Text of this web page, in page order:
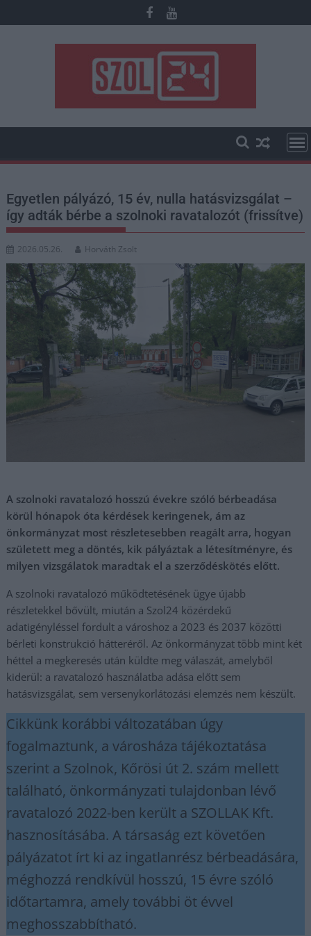
to
Egyetlen pályázó, 15 év, nulla hatásvizsgálat –
így adták bérbe a szolnoki ravatalozót (frissítve)
2026.05.26. Horváth Zsolt
A szolnoki ravatalozó hosszú évekre szóló bérbeadása
körül hónapok óta kérdések keringenek, ám az
önkormányzat most részletesebben reagált arra, hogyan
született meg a döntés, kik pályáztak a létesítményre, és
milyen vizsgálatok maradtak el a szerződéskötés előtt.
A szolnoki ravatalozó működtetésének ügye újabb
részletekkel bővült, miután a Szol24 közérdekű
adatigényléssel fordult a városhoz a 2023 és 2037 közötti
bérleti konstrukció hátteréről. Az önkormányzat több mint két
héttel a megkeresés után küldte meg válaszát, amelyből
kiderül: a ravatalozó használatba adása előtt sem
hatásvizsgálat, sem versenykorlátozási elemzés nem készült.
Cikkünk korábbi változatában úgy
fogalmaztunk, a városháza tájékoztatása
szerint a Szolnok, Kőrösi út 2. szám mellett
található, önkormányzati tulajdonban lévő
ravatalozó 2022-ben került a SZOLLAK Kft.
hasznosításába. A társaság ezt követően
pályázatot írt ki az ingatlanrész bérbeadására,
méghozzá rendkívül hosszú, 15 évre szóló
időtartamra, amely további öt évvel
meghosszabbítható.